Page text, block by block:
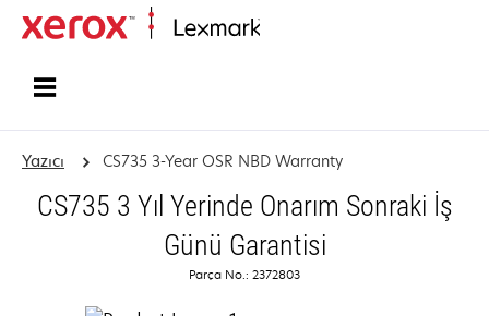
Yazıcı CS735 3-Year OSR NBD Warranty
CS735 3 Yıl Yerinde Onarım Sonraki İş
Günü Garantisi
Parça No.: 2372803